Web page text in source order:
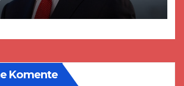
të selisë së VMRO-
së
Komente